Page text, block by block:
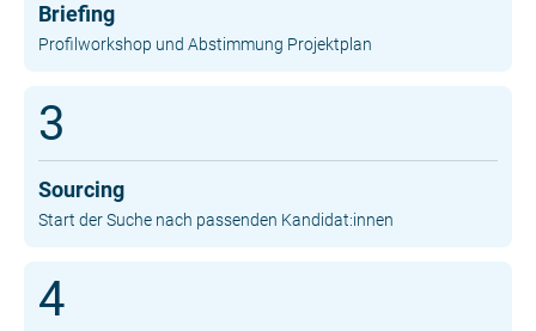
Briefing
Profilworkshop und Abstimmung Projektplan
3
Sourcing
Start der Suche nach passenden Kandidat:innen
4